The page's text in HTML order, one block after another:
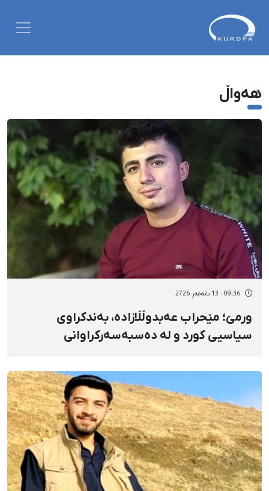
هەواڵ
09:36 - 13 بانەمەڕ 2726
ورمێ؛ مێحراب عەبدوڵڵازادە، بەندکراوی
سیاسیی کورد و لە دەسبەسەرکراوانی